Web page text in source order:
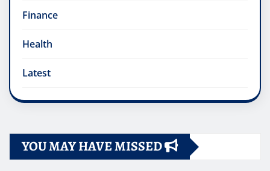
Finance
Health
Latest
YOU MAY HAVE MISSED